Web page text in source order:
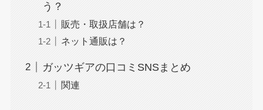
う？
販売・取扱店舗は？
ネット通販は？
ガッツギアの口コミSNSまとめ
関連